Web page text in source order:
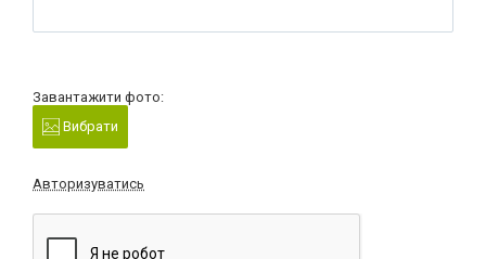
Завантажити фото:
Вибрати
Авторизуватись